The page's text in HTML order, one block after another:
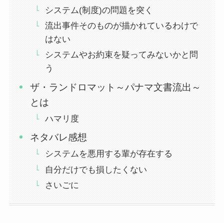
システム(制度)の問題を突く
流出事件そのものが描かれているわけで
はない
システムやお約束を疑ってみないかと問
う
ザ・ランドロマット～パナマ文書流出～
とは
ハマリ度
ネタバレ感想
システムを悪用する輩が存在する
自分だけでも損したくない
さいごに